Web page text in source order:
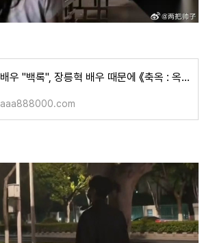
배우 "백록", 장릉혁 배우 때문에 《축옥 : 옥을 찾아서 逐玉》 을 거절했다고요?!뜻밖의 주인공
aaa888000.com